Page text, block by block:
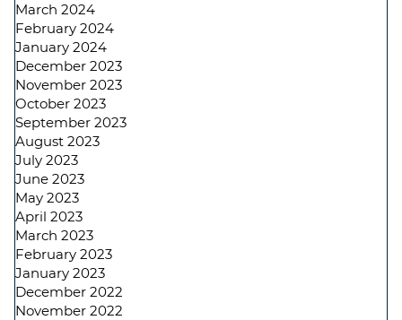
March 2024
February 2024
January 2024
December 2023
November 2023
October 2023
September 2023
August 2023
July 2023
June 2023
May 2023
April 2023
March 2023
February 2023
January 2023
December 2022
November 2022